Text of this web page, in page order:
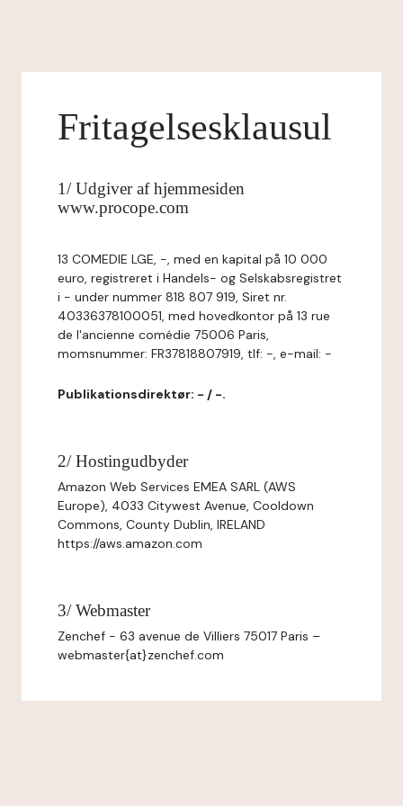
Fritagelsesklausul
1/ Udgiver af hjemmesiden
www.procope.com
13 COMEDIE LGE, -, med en kapital på 10 000
euro, registreret i Handels- og Selskabsregistret
i - under nummer 818 807 919, Siret nr.
40336378100051, med hovedkontor på 13 rue
de l'ancienne comédie 75006 Paris,
momsnummer: FR37818807919, tlf: -, e-mail: -
Publikationsdirektør: - / -.
2/ Hostingudbyder
Amazon Web Services EMEA SARL (AWS
Europe), 4033 Citywest Avenue, Cooldown
Commons, County Dublin, IRELAND
https://aws.amazon.com
3/ Webmaster
Zenchef - 63 avenue de Villiers 75017 Paris –
webmaster{at}zenchef.com